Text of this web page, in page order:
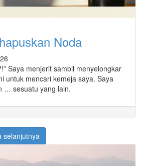
Noda
Saya menjerit sambil menyelongkar
untuk mencari kemeja saya. Saya
… sesuatu yang lain.
selanjutnya